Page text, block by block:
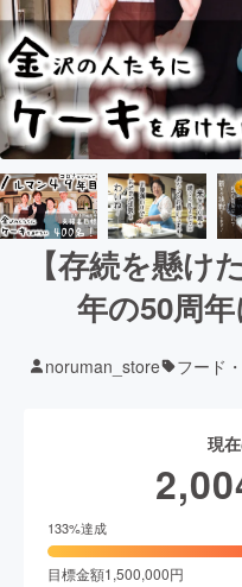
【存続を懸け
年の50周
noruman_store フード
現
133%達成
目標金額1,500,000円